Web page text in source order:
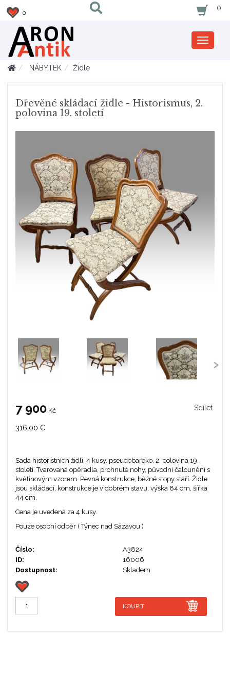
0
0
Zobrazit
nabidku
NÁBYTEK
Židle
Dřevěné skládací židle - Historismus, 2.
polovina 19. století
‹ ›
7 900 Kč
316,00 €
Sdílet
Sada historistních židlí, 4 kusy, pseudobaroko, 2. polovina 19.
století. Tvarovaná opěradla, prohnuté nohy, původní čalounění s
květinovým vzorem. Pevná konstrukce, běžné stopy stáří. Židle
jsou skládací, konstrukce je v dobrém stavu, výška 84 cm, šířka
44 cm.
Cena je uvedená za 4 kusy.
Pouze osobní odběr ( Týnec nad Sázavou )
Číslo:
A3824
ID:
16006
Dostupnost:
Skladem
KOUPIT